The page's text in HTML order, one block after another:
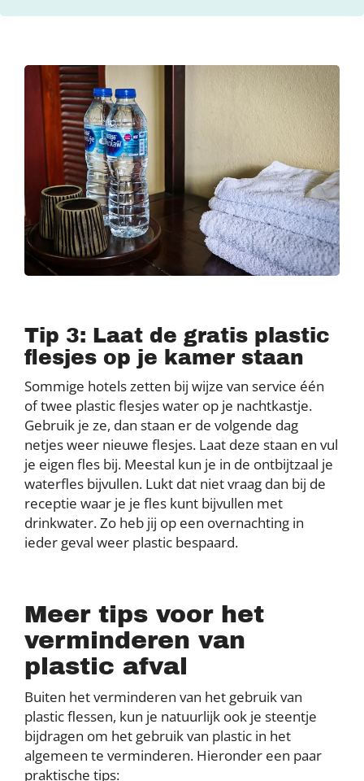
Tip 3: Laat de gratis plastic
flesjes op je kamer staan
Sommige hotels zetten bij wijze van service één
of twee plastic flesjes water op je nachtkastje.
Gebruik je ze, dan staan er de volgende dag
netjes weer nieuwe flesjes. Laat deze staan en vul
je eigen fles bij. Meestal kun je in de ontbijtzaal je
waterfles bijvullen. Lukt dat niet vraag dan bij de
receptie waar je je fles kunt bijvullen met
drinkwater. Zo heb jij op een overnachting in
ieder geval weer plastic bespaard.
Meer tips voor het
verminderen van
plastic afval
Buiten het verminderen van het gebruik van
plastic flessen, kun je natuurlijk ook je steentje
bijdragen om het gebruik van plastic in het
algemeen te verminderen. Hieronder een paar
praktische tips: